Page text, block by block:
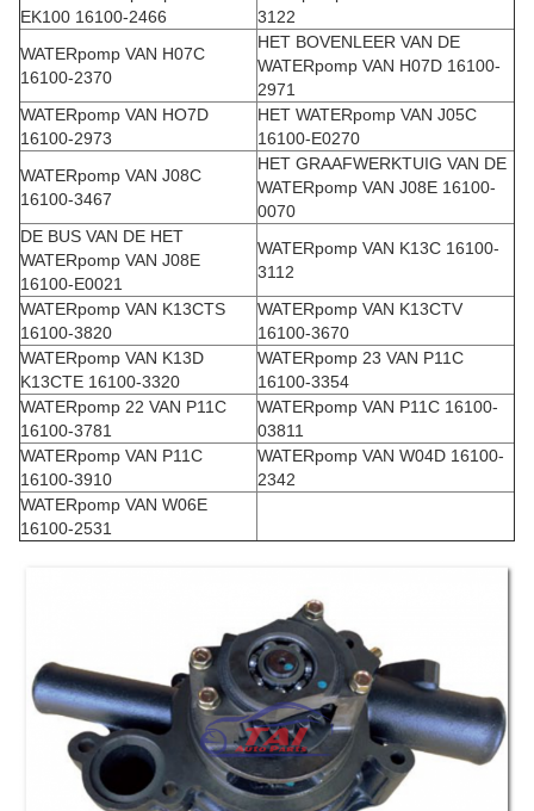
EK100 16100-2466
3122
WATERpomp VAN H07C
16100-2370
HET BOVENLEER VAN DE
WATERpomp VAN H07D 16100-
2971
WATERpomp VAN HO7D
16100-2973
HET WATERpomp VAN J05C
16100-E0270
WATERpomp VAN J08C
16100-3467
HET GRAAFWERKTUIG VAN DE
WATERpomp VAN J08E 16100-
0070
DE BUS VAN DE HET
WATERpomp VAN J08E
16100-E0021
WATERpomp VAN K13C 16100-
3112
WATERpomp VAN K13CTS
16100-3820
WATERpomp VAN K13CTV
16100-3670
WATERpomp VAN K13D
K13CTE 16100-3320
WATERpomp 23 VAN P11C
16100-3354
WATERpomp 22 VAN P11C
16100-3781
WATERpomp VAN P11C 16100-
03811
WATERpomp VAN P11C
16100-3910
WATERpomp VAN W04D 16100-
2342
WATERpomp VAN W06E
16100-2531